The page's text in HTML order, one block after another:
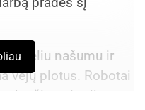
dideliu našumu ir
vejų plotus. Robotai
teritorijų